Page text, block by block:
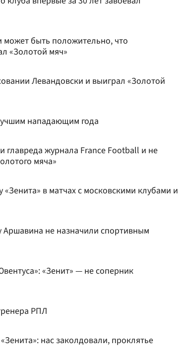
может быть положительно, что
«Золотой мяч»
Левандовски и выиграл «Золотой
нападающим года
главреда журнала France Football и не
мяча»
«Зенита» в матчах с московскими клубами и
Аршавина не назначили спортивным
«Зенит» — не соперник
РПЛ
нас заколдовали, проклятье